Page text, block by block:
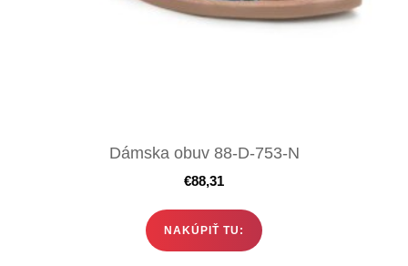
Dámska obuv 88-D-753-N
€88,31
NAKÚPIŤ TU: